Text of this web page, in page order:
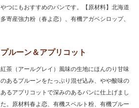
やつにもおすすめのパンです。【原材料】北海道
多寄産強力粉（春よ恋）、有機アガベシロップ、
プルーン＆アプリコット
紅茶（アールグレイ）風味の生地にほんのり甘味
のあるプルーンをたっぷり混ぜ込み、やや酸味の
あるアプリコットで深みのあるパンに仕上げまし
た。原材料春よ恋、有機スペルト粉、有機プルー